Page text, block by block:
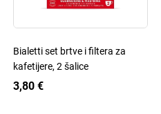
Bialetti set brtve i filtera za
kafetijere, 2 šalice
3,80 €